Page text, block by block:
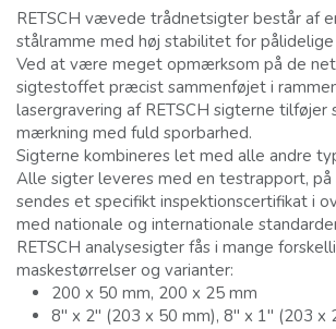
RETSCH vævede trådnetsigter består af
stålramme med høj stabilitet for
Ved at være meget opmærksom på de
sigtestoffet præcist sammenføjet i
lasergravering af RETSCH sigterne tilføjer
mærkning med fuld sporbarhed.
Sigterne kombineres let med alle andre
Alle sigter leveres med en testrapport, på
sendes et specifikt inspektionscertifikat i
med nationale og internationale
RETSCH analysesigter fås i mange
maskestørrelser og varianter:
200 x 50 mm, 200 x 25 mm
8" x 2" (203 x 50 mm), 8" x 1" (203 x